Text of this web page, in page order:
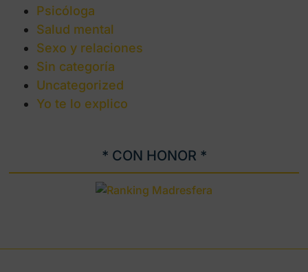
Psicóloga
Salud mental
Sexo y relaciones
Sin categoría
Uncategorized
Yo te lo explico
* CON HONOR *